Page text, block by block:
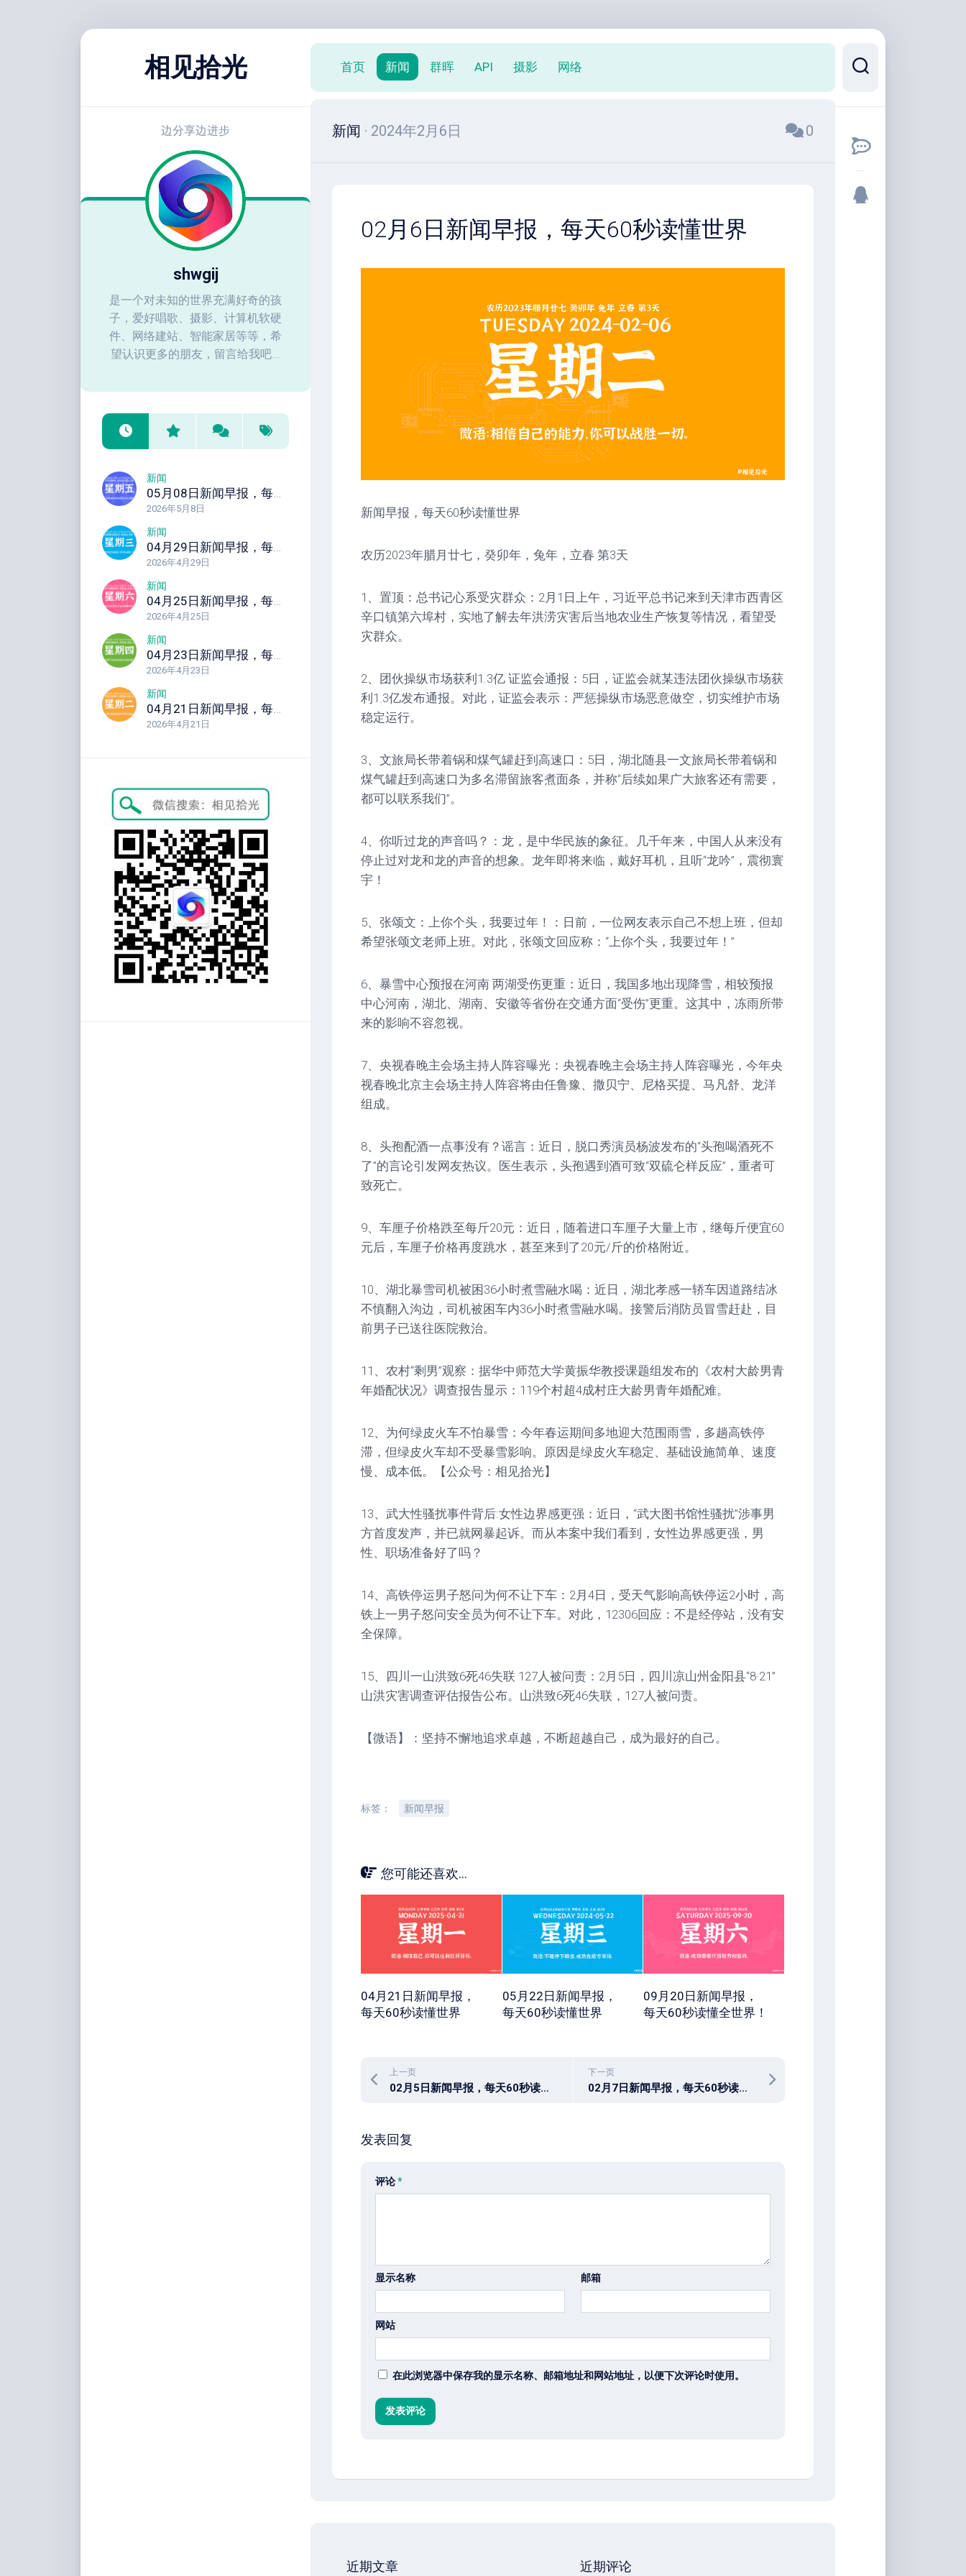
相见拾光
边分享边进步
shwgij
是一个对未知的世界充满好奇的孩
子，爱好唱歌、摄影、计算机软硬
件、网络建站、智能家居等等，希
望认识更多的朋友，留言给我吧...
新闻
05月08日新闻早报，每天60秒读懂全世界！
2026年5月8日
新闻
04月29日新闻早报，每天60秒读懂全世界！
2026年4月29日
新闻
04月25日新闻早报，每天60秒读懂全世界！
2026年4月25日
新闻
04月23日新闻早报，每天60秒读懂全世界！
2026年4月23日
新闻
04月21日新闻早报，每天60秒读懂全世界！
2026年4月21日
首页 新闻 群晖 API 摄影 网络
新闻 · 2024年2月6日 0
02月6日新闻早报，每天60秒读懂世界
新闻早报，每天60秒读懂世界
农历2023年腊月廿七，癸卯年，兔年，立春 第3天
1、置顶：总书记心系受灾群众：2月1日上午，习近平总书记来到天津市西青区
辛口镇第六埠村，实地了解去年洪涝灾害后当地农业生产恢复等情况，看望受
灾群众。
2、团伙操纵市场获利1.3亿 证监会通报：5日，证监会就某违法团伙操纵市场获
利1.3亿发布通报。对此，证监会表示：严惩操纵市场恶意做空，切实维护市场
稳定运行。
3、文旅局长带着锅和煤气罐赶到高速口：5日，湖北随县一文旅局长带着锅和
煤气罐赶到高速口为多名滞留旅客煮面条，并称“后续如果广大旅客还有需要，
都可以联系我们”。
4、你听过龙的声音吗？：龙，是中华民族的象征。几千年来，中国人从来没有
停止过对龙和龙的声音的想象。龙年即将来临，戴好耳机，且听“龙吟”，震彻寰
宇！
5、张颂文：上你个头，我要过年！：日前，一位网友表示自己不想上班，但却
希望张颂文老师上班。对此，张颂文回应称：“上你个头，我要过年！”
6、暴雪中心预报在河南 两湖受伤更重：近日，我国多地出现降雪，相较预报
中心河南，湖北、湖南、安徽等省份在交通方面“受伤”更重。这其中，冻雨所带
来的影响不容忽视。
7、央视春晚主会场主持人阵容曝光：央视春晚主会场主持人阵容曝光，今年央
视春晚北京主会场主持人阵容将由任鲁豫、撒贝宁、尼格买提、马凡舒、龙洋
组成。
8、头孢配酒一点事没有？谣言：近日，脱口秀演员杨波发布的“头孢喝酒死不
了”的言论引发网友热议。医生表示，头孢遇到酒可致“双硫仑样反应”，重者可
致死亡。
9、车厘子价格跌至每斤20元：近日，随着进口车厘子大量上市，继每斤便宜60
元后，车厘子价格再度跳水，甚至来到了20元/斤的价格附近。
10、湖北暴雪司机被困36小时煮雪融水喝：近日，湖北孝感一轿车因道路结冰
不慎翻入沟边，司机被困车内36小时煮雪融水喝。接警后消防员冒雪赶赴，目
前男子已送往医院救治。
11、农村“剩男”观察：据华中师范大学黄振华教授课题组发布的《农村大龄男青
年婚配状况》调查报告显示：119个村超4成村庄大龄男青年婚配难。
12、为何绿皮火车不怕暴雪：今年春运期间多地迎大范围雨雪，多趟高铁停
滞，但绿皮火车却不受暴雪影响。原因是绿皮火车稳定、基础设施简单、速度
慢、成本低。【公众号：相见拾光】
13、武大性骚扰事件背后:女性边界感更强：近日，“武大图书馆性骚扰”涉事男
方首度发声，并已就网暴起诉。而从本案中我们看到，女性边界感更强，男
性、职场准备好了吗？
14、高铁停运男子怒问为何不让下车：2月4日，受天气影响高铁停运2小时，高
铁上一男子怒问安全员为何不让下车。对此，12306回应：不是经停站，没有安
全保障。
15、四川一山洪致6死46失联 127人被问责：2月5日，四川凉山州金阳县“8·21”
山洪灾害调查评估报告公布。山洪致6死46失联，127人被问责。
【微语】：坚持不懈地追求卓越，不断超越自己，成为最好的自己。
标签： 新闻早报
您可能还喜欢...
04月21日新闻早报，
每天60秒读懂世界
05月22日新闻早报，
每天60秒读懂世界
09月20日新闻早报，
每天60秒读懂全世界！
下一页
02月7日新闻早报，每天60秒读懂世界
上一页
02月5日新闻早报，每天60秒读懂世界
发表回复
评论*
显示名称 邮箱
网站
在此浏览器中保存我的显示名称、邮箱地址和网站地址，以便下次评论时使用。
近期文章 近期评论